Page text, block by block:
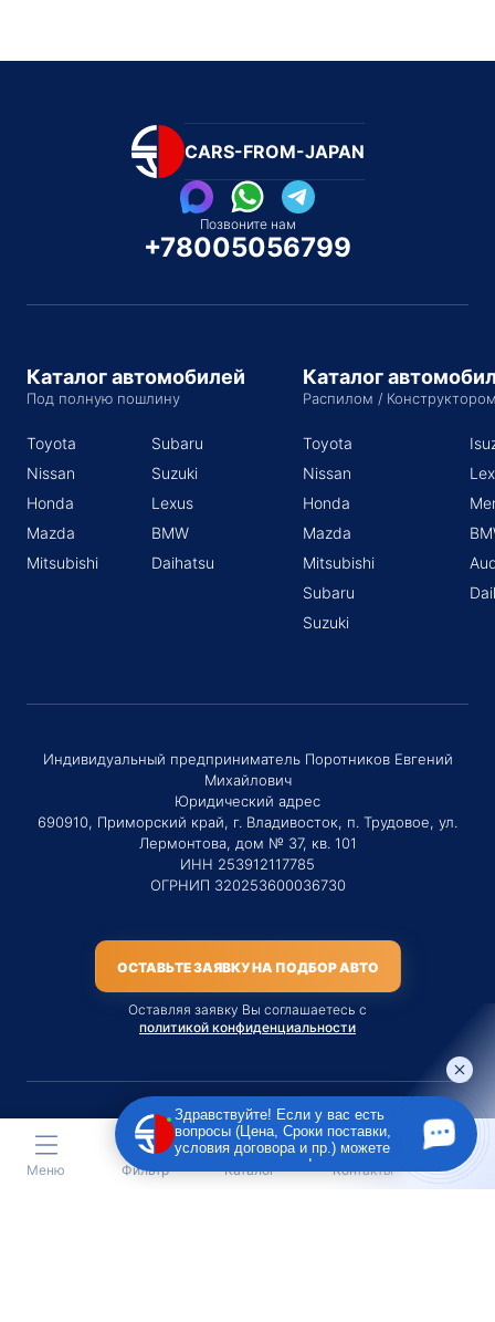
CARS-FROM-JAPAN
Позвоните нам
+78005056799
Каталог автомобилей
Под полную пошлину
Toyota
Nissan
Honda
Mazda
Mitsubishi
Subaru
Suzuki
Lexus
BMW
Daihatsu
Каталог
Распилом /
Toyota
Nissan
Honda
Mazda
Mitsubishi
Subaru
Suzuki
Индивидуальный предприниматель Поротников Евгений
Михайлович
Юридический адрес
690910, Приморский край, г. Владивосток, п. Трудовое, ул.
Лермонтова, дом № 37, кв. 101
ИНН 253912117785
ОГРНИП 320253600036730
ОСТАВЬТЕ ЗАЯВКУ НА ПОДБОР АВТО
Оставляя заявку Вы соглашаетесь с
политикой конфиденциальности
Материалы данного сайта являются публичной офертой
только на услугу сопровождения Агентом приобретения
транспортного средства Клиентом.
Меню Фильтр Каталог Контакты
Здравствуйте! Если у вас есть
вопросы (Цена, Сроки поставки,
условия договора и пр.) можете
задать их мне в чат!